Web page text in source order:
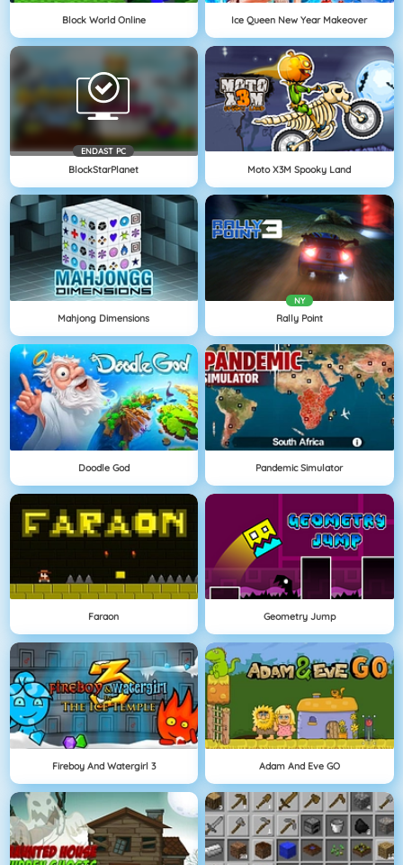
Block World Online Ice Queen New Year Makeover
ENDAST PC
BlockStarPlanet Moto X3M Spooky Land
Mahjong Dimensions
NY
Rally Point
Doodle God Pandemic Simulator
Faraon Geometry Jump
Fireboy And Watergirl 3 Adam And Eve GO